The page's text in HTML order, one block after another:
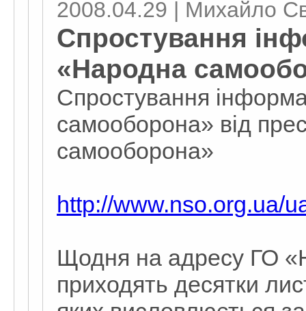
2008.04.29 | Михайло
Спростування
«Народна
Спростування
самооборона» від
самооборона»
http://www.nso.org.ua/
Щодня на адресу ГО
приходять десятки